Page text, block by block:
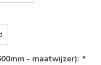
- maatwijzer): *